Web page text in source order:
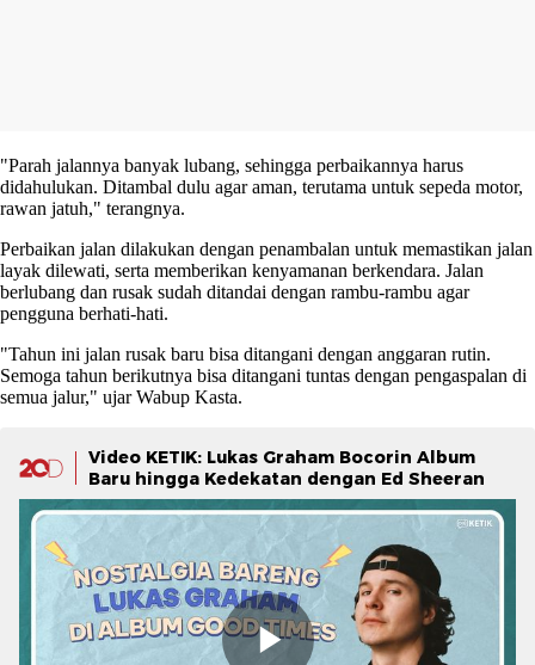
"Parah jalannya banyak lubang, sehingga perbaikannya harus
didahulukan. Ditambal dulu agar aman, terutama untuk sepeda motor,
rawan jatuh," terangnya.
Perbaikan jalan dilakukan dengan penambalan untuk memastikan jalan
layak dilewati, serta memberikan kenyamanan berkendara. Jalan
berlubang dan rusak sudah ditandai dengan rambu-rambu agar
pengguna berhati-hati.
"Tahun ini jalan rusak baru bisa ditangani dengan anggaran rutin.
Semoga tahun berikutnya bisa ditangani tuntas dengan pengaspalan di
semua jalur," ujar Wabup Kasta.
Video KETIK: Lukas Graham Bocorin Album
Baru hingga Kedekatan dengan Ed Sheeran